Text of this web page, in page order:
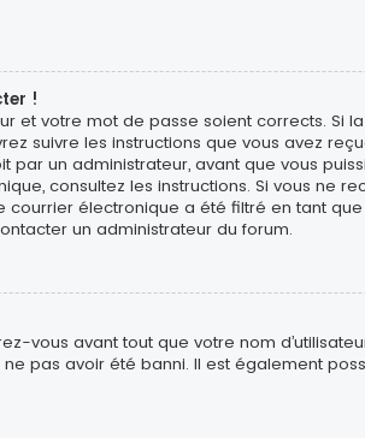
!
et votre mot de passe soient corrects. Si
suivre les instructions que vous avez
un administrateur, avant que vous
consultez les instructions. Si vous
électronique a été filtré en tant
un administrateur du forum.
vous avant tout que votre nom
pas avoir été banni. Il est également